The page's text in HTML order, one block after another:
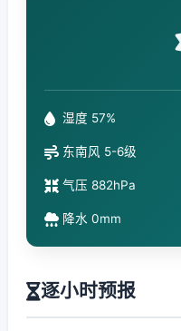
湿度 57%
东南风 5-6级
气压 882hPa
降水 0mm
逐小时预报